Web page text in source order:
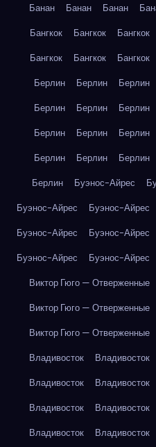
Банан
Банан Банан
Бангкок
Бангкок Бангкок
Бангкок
Бангкок Бангкок
Берлин
Берлин Берлин
Берлин
Берлин Берлин
Берлин
Берлин Берлин
Берлин
Берлин Берлин
Берлин
Буэнос-Айрес
Буэнос-Айрес
Буэнос-Айрес
Буэнос-Айрес
Буэнос-Айрес
Буэнос-Айрес
Буэнос-Айрес
Виктор Гюго — Отверженные
Виктор Гюго — Отверженные
Виктор Гюго — Отверженные
Владивосток
Владивосток
Владивосток
Владивосток
Владивосток
Владивосток
Владивосток
Владивосток